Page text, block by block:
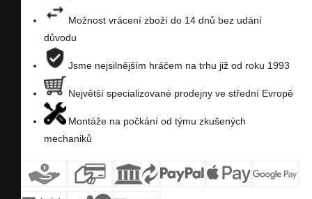
Možnost vrácení zboží do 14 dnů bez udání
důvodu
Jsme nejsilnějším hráčem na trhu již od roku 1993
Největší specializované prodejny ve střední Evropě
Montáže na počkání od týmu zkušených
mechaniků